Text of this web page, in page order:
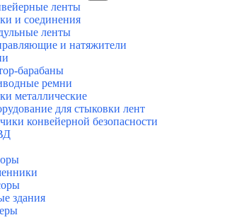
ленты
и соединения
ленты
и натяжители
барабаны
ремни
металлические
для стыковки лент
конвейерной безопасности
здания